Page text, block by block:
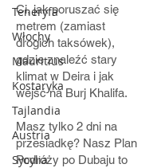
Teneryfa
Włochy
Mauritius
Kostaryka
Tajlandia
Austria
Sycylia
Ci, jak poruszać się
metrem (zamiast
drogich taksówek),
gdzie znaleźć stary
klimat w Deira i jak
wejść na Burj Khalifa.
Masz tylko 2 dni na
przesiadkę? Nasz Plan
Podróży po Dubaju to